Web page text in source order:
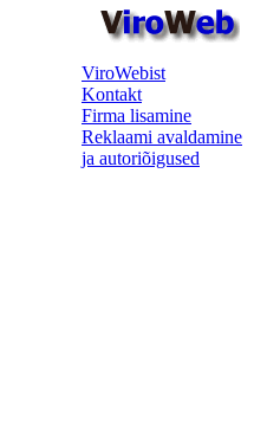
ViroWebist
Kontakt
Firma lisamine
Reklaami avaldamine
ja autoriõigused